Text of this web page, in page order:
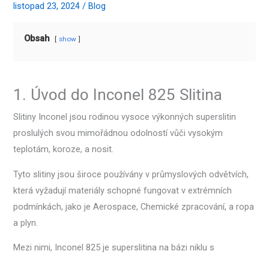
listopad 23, 2024/Blog
Obsah show
1. Úvod do Inconel 825 Slitina
Slitiny Inconel jsou rodinou vysoce výkonných superslitin
proslulých svou mimořádnou odolností vůči vysokým
teplotám, koroze, a nosit.
Tyto slitiny jsou široce používány v průmyslových odvětvích,
která vyžadují materiály schopné fungovat v extrémních
podmínkách, jako je Aerospace, Chemické zpracování, a ropa
a plyn.
Mezi nimi, Inconel 825 je superslitina na bázi niklu s